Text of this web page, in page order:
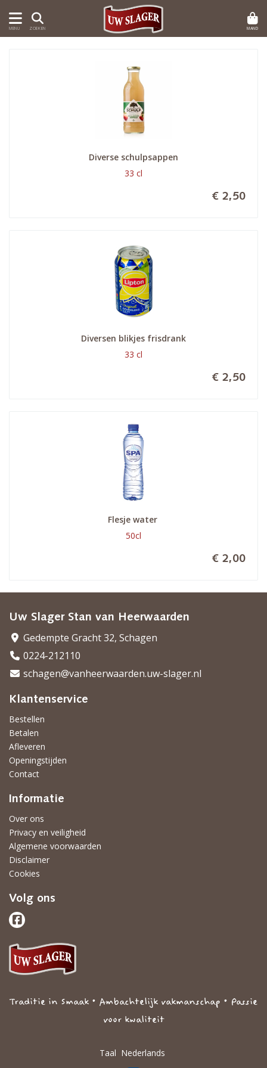
MENU ZOEKEN MAND
Diverse schulpsappen
33 cl
€ 2,50
Diversen blikjes frisdrank
33 cl
€ 2,50
Flesje water
50cl
€ 2,00
Uw Slager Stan van Heerwaarden
Gedempte Gracht 32, Schagen
0224-212110
schagen@vanheerwaarden.uw-slager.nl
Klantenservice
Bestellen
Betalen
Afleveren
Openingstijden
Contact
Informatie
Over ons
Privacy en veiligheid
Algemene voorwaarden
Disclaimer
Cookies
Volg ons
Traditie in Smaak • Ambachtelijk vakmanschap • Passie
voor kwaliteit
Taal